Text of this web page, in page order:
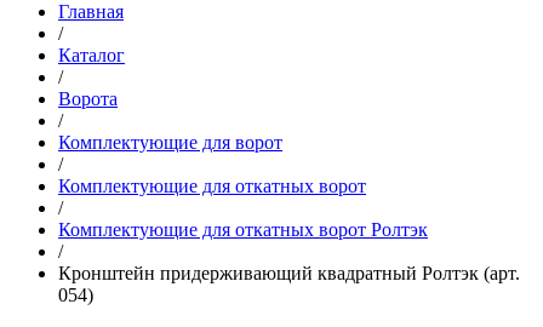
Главная
/
Каталог
/
Ворота
/
Комплектующие для ворот
/
Комплектующие для откатных ворот
/
Комплектующие для откатных ворот Ролтэк
/
Кронштейн придерживающий квадратный Ролтэк (арт.
054)